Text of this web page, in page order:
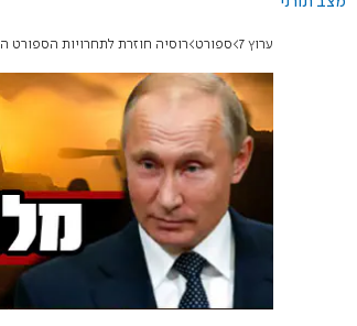
ערוץ 7 ספורט רוסיה חוזרת לתחרויות הספורט